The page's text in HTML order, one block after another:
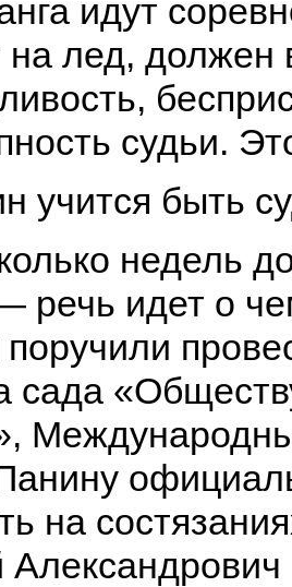
идут
на лед, должен
судьи.
учится быть
недель
речь идет о
сада
на